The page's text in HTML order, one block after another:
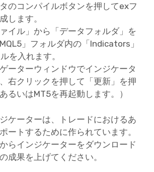
のコンパイルボタンを押してexフ
します。
イル」から「データフォルダ」を
」フォルダ内の「Indicators」
を入れます。
ーターウィンドウでインジケータ
右クリックを押して「更新」を押
るいはMT5を再起動します。）
ケーターは、トレードにおけるあ
ートするために作られています。
らインジケーターをダウンロード
成果を上げてください。